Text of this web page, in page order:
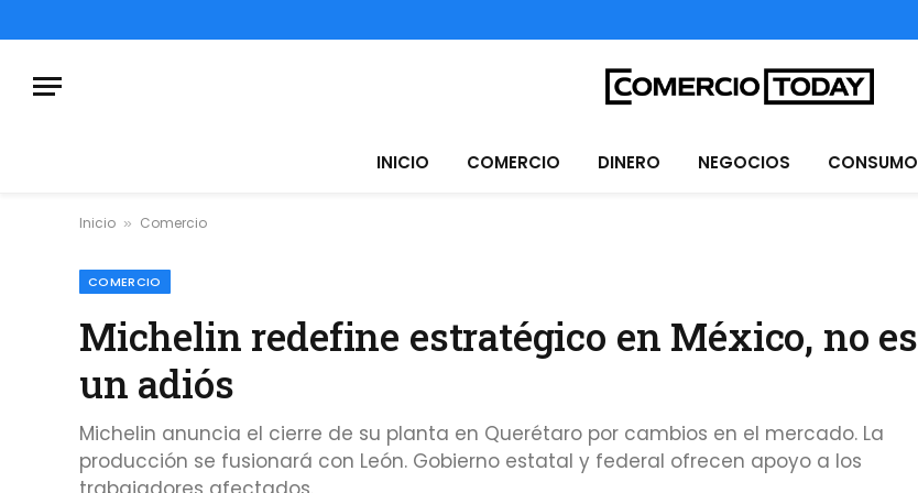
INICIO COMERCIO DINERO NEGOCIOS CONSUMO
Inicio » Comercio
COMERCIO
Michelin redefine estratégico en México, no es
un adiós
Michelin anuncia el cierre de su planta en Querétaro por cambios en el mercado. La
producción se fusionará con León. Gobierno estatal y federal ofrecen apoyo a los